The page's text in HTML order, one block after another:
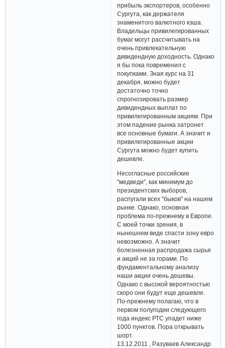
прибыль экспортеров, особенно
Сургута, как держателя
знаменитого валютного кэша.
Владельцы привилегированных
бумаг могут рассчитывать на
очень привлекательную
дивидендную доходность. Однако
я бы пока повременил с
покупками. Зная курс на 31
декабря, можно будет
достаточно точно
спрогнозировать размер
дивидендных выплат по
привилегированным акциям. При
этом падение рынка затронет
все основные бумаги. А значит и
привилегированные акции
Сургута можно будет купить
дешевле.
Несогласные российские
"медведи", как минимум до
президентских выборов,
распугали всех "быков" на нашем
рынке. Однако, основная
проблема по-прежнему в Европе.
С моей точки зрения, в
нынешнем виде спасти зону евро
невозможно. А значит
болезненная распродажа сырья
и акций не за горами. По
фундаментальному анализу
наши акции очень дешевы.
Однако с высокой вероятностью
скоро они будут еще дешевле.
По-прежнему полагаю, что в
первом полугодии следующего
года индекс РТС упадет ниже
1000 пунктов. Пора открывать
шорт.
13.12.2011 , Разуваев Александр